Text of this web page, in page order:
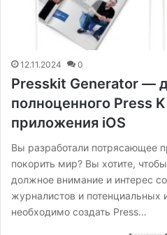
12.11.2024 0
Presskit Generator —
полноценного Press
приложения iOS
Вы разработали потрясающее
покорить мир? Вы хотите,
должное внимание и интерес
журналистов и потенциальных
необходимо создать Press…